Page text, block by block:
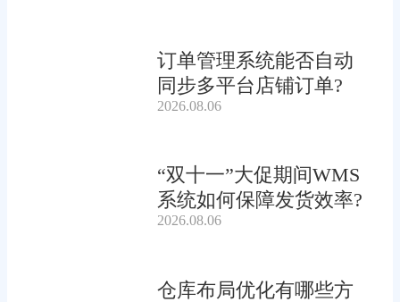
订单管理系统能否自动
同步多平台店铺订单?
2026.08.06
“双十一”大促期间WMS
系统如何保障发货效率?
2026.08.06
仓库布局优化有哪些方